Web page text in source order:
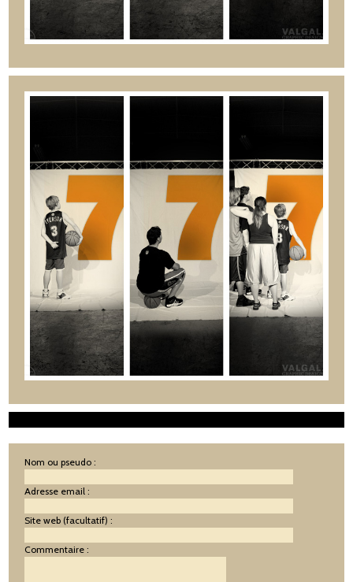
Nom ou pseudo :
Adresse email :
Site web (facultatif) :
Commentaire :